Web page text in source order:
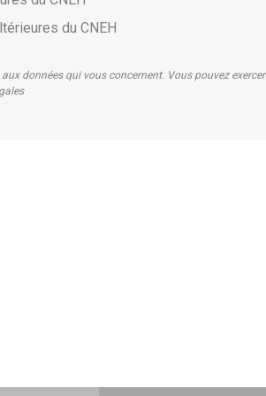
du CNEH
données qui vous concernent. Vous pouvez exercer